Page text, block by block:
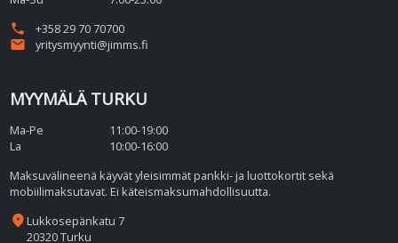
phone
+358 29 70 70700
email
yritysmyynti@jimms.fi
MYYMÄLÄ TURKU
Ma-Pe
11:00-19:00
La
10:00-16:00
Maksuvälineenä käyvät yleisimmät pankki- ja luottokortit sekä
mobiilimaksutavat. Ei käteismaksumahdollisuutta.
place Lukkosepänkatu 7
20320 Turku